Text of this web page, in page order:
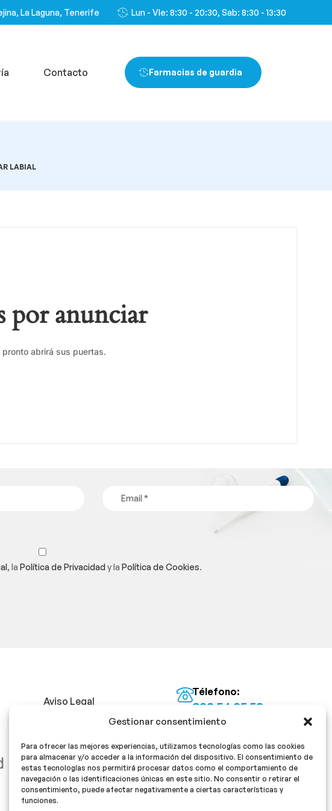
Gestionar consentimiento
Para ofrecer las mejores experiencias, utilizamos tecnologías como las cookies
para almacenar y/o acceder a la información del dispositivo. El consentimiento de
estas tecnologías nos permitirá procesar datos como el comportamiento de
navegación o las identificaciones únicas en este sitio. No consentir o retirar el
consentimiento, puede afectar negativamente a ciertas características y
funciones.
La Laguna, Tenerife Lun - VIe: 8:30 - 20:30, Sab: 8:30 - 13:30
Contacto Farmacias de guardia
LABIAL
por anunciar
abrirá sus puertas.
, laPolítica de Privacidady laPolítica de Cookies.
Aviso Legal
Política de Privacidad
Política de cookies
Télefono:
922 54 25 53
Email:
¡Síguenos!